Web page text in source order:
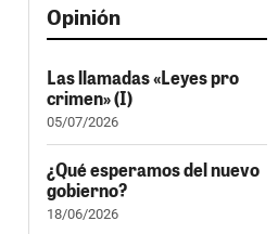
Opinión
Las llamadas «Leyes pro
crimen» (I)
05/07/2026
¿Qué esperamos del nuevo
gobierno?
18/06/2026